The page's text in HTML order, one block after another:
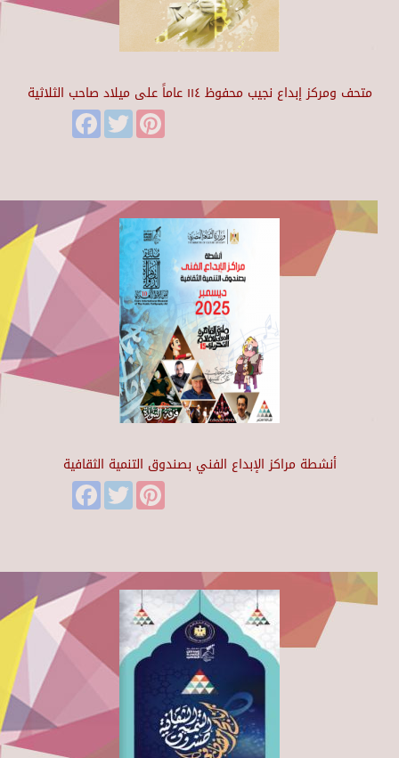
متحف ومركز إبداع نجيب محفوظ ١١٤ عاماً على ميلاد صاحب الثلاثية
FacebookTwitter
أنشطة مراكز الإبداع الفني بصندوق التنمية الثقافية
FacebookTwitter